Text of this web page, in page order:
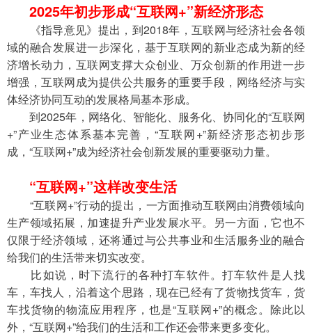
2025年初步形成“互联网+”新经济形态
《指导意见》提出，到2018年，互联网与经济社会各领
域的融合发展进一步深化，基于互联网的新业态成为新的经
济增长动力，互联网支撑大众创业、万众创新的作用进一步
增强，互联网成为提供公共服务的重要手段，网络经济与实
体经济协同互动的发展格局基本形成。
到2025年，网络化、智能化、服务化、协同化的“互联网
+”产业生态体系基本完善，“互联网+”新经济形态初步形
成，“互联网+”成为经济社会创新发展的重要驱动力量。
“互联网+”这样改变生活
“互联网+”行动的提出，一方面推动互联网由消费领域向
生产领域拓展，加速提升产业发展水平。另一方面，它也不
仅限于经济领域，还将通过与公共事业和生活服务业的融合
给我们的生活带来切实改变。
比如说，时下流行的各种打车软件。打车软件是人找
车，车找人，沿着这个思路，现在已经有了货物找货车，货
车找货物的物流应用程序，也是“互联网+”的概念。除此以
外，“互联网+”给我们的生活和工作还会带来更多变化。